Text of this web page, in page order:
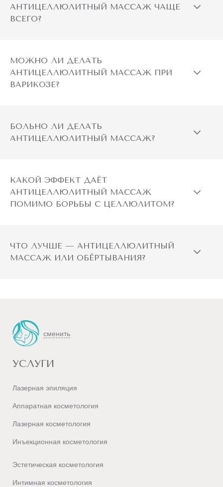
АНТИЦЕЛЛЮЛИТНЫЙ МАССАЖ ЧАЩЕ
ВСЕГО?
МОЖНО ЛИ ДЕЛАТЬ
АНТИЦЕЛЛЮЛИТНЫЙ МАССАЖ ПРИ
ВАРИКОЗЕ?
БОЛЬНО ЛИ ДЕЛАТЬ
АНТИЦЕЛЛЮЛИТНЫЙ МАССАЖ?
КАКОЙ ЭФФЕКТ ДАЁТ
АНТИЦЕЛЛЮЛИТНЫЙ МАССАЖ
ПОМИМО БОРЬБЫ С ЦЕЛЛЮЛИТОМ?
ЧТО ЛУЧШЕ — АНТИЦЕЛЛЮЛИТНЫЙ
МАССАЖ ИЛИ ОБЁРТЫВАНИЯ?
сменить
УСЛУГИ
Лазерная эпиляция
Аппаратная косметология
Лазерная косметология
Инъекционная косметология
Эстетическая косметология
Интимная косметология